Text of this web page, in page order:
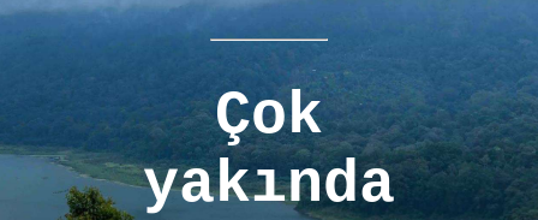
Çok
yakında